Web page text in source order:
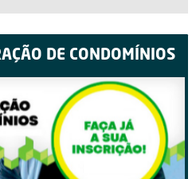
DE CONDOMÍNIOS